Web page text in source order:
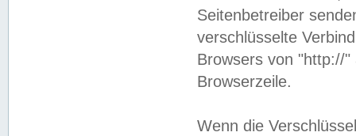
Seitenbetreiber
verschlüsselte
Browsers von "http://
Browserzeile.
Wenn die